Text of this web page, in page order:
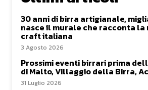
30 anni di birra artigianale,
nasce il murale che racconta
craft italiana
3 Agosto 2026
Prossimi eventi birrari prima
di Malto, Villaggio della Birra,
31 Luglio 2026